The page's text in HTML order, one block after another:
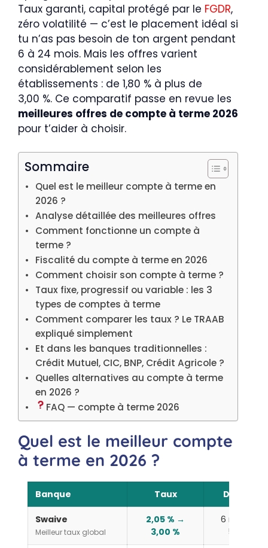
Taux garanti, capital protégé par le FGDR,
zéro volatilité — c’est le placement idéal si
tu n’as pas besoin de ton argent pendant
6 à 24 mois. Mais les offres varient
considérablement selon les
établissements : de 1,80 % à plus de
3,00 %. Ce comparatif passe en revue les
meilleures offres de compte à terme 2026
pour t’aider à choisir.
Sommaire
Quel est le meilleur compte à terme en
2026 ?
Analyse détaillée des meilleures offres
Comment fonctionne un compte à
terme ?
Fiscalité du compte à terme en 2026
Comment choisir son compte à terme ?
Taux fixe, progressif ou variable : les 3
types de comptes à terme
Comment comparer les taux ? Le TRAAB
expliqué simplement
Et dans les banques traditionnelles :
Crédit Mutuel, CIC, BNP, Crédit Agricole ?
Quelles alternatives au compte à terme
en 2026 ?
FAQ — compte à terme 2026
Quel est le meilleur compte
à terme en 2026 ?
Banque Taux Durées
Swaive
Meilleur taux global
2,05 % →
3,00 %
6 mois —
5 ans